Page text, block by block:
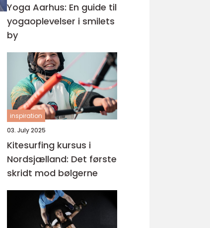
Yoga Aarhus: En guide til
yogaoplevelser i smilets
by
inspiration
03. July 2025
Kitesurfing kursus i
Nordsjælland: Det første
skridt mod bølgerne